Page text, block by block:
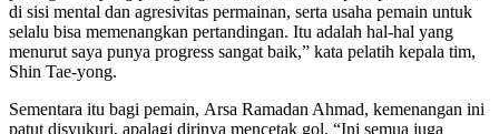
di sisi mental dan agresivitas permainan, serta usaha pemain untuk
selalu bisa memenangkan pertandingan. Itu adalah hal-hal yang
menurut saya punya progress sangat baik,” kata pelatih kepala tim,
Shin Tae-yong.
Sementara itu bagi pemain, Arsa Ramadan Ahmad, kemenangan ini
patut disyukuri, apalagi dirinya mencetak gol. “Ini semua juga